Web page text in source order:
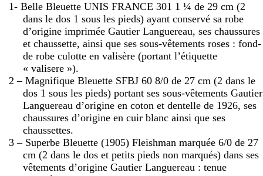
1- Belle Bleuette UNIS FRANCE 301 1 ¼ de 29 cm (2
dans le dos 1 sous les pieds) ayant conservé sa robe
d’origine imprimée Gautier Languereau, ses chaussures
et chaussette, ainsi que ses sous-vêtements roses : fond-
de robe culotte en valisère (portant l’étiquette
« valisere »).
2 – Magnifique Bleuette SFBJ 60 8/0 de 27 cm (2 dans le
dos 1 sous les pieds) portant ses sous-vêtements Gautier
Languereau d’origine en coton et dentelle de 1926, ses
chaussures d’origine en cuir blanc ainsi que ses
chaussettes.
3 – Superbe Bleuette (1905) Fleishman marquée 6/0 de 27
cm (2 dans le dos et petits pieds non marqués) dans ses
vêtements d’origine Gautier Languereau : tenue